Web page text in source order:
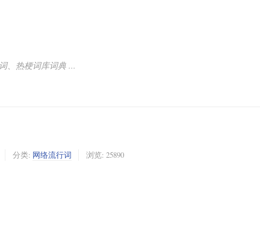
、热梗词库词典 ...
分类: 网络流行词 浏览: 25890